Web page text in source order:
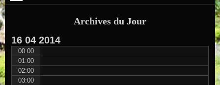
Archives du Jour
16 04 2014
00:00
01:00
02:00
03:00